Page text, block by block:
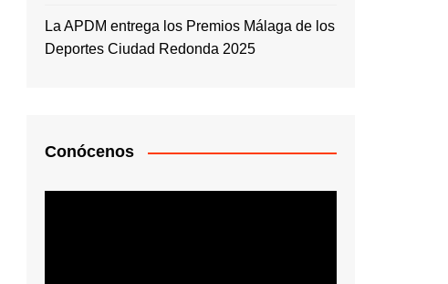
La APDM entrega los Premios Málaga de los
Deportes Ciudad Redonda 2025
Conócenos